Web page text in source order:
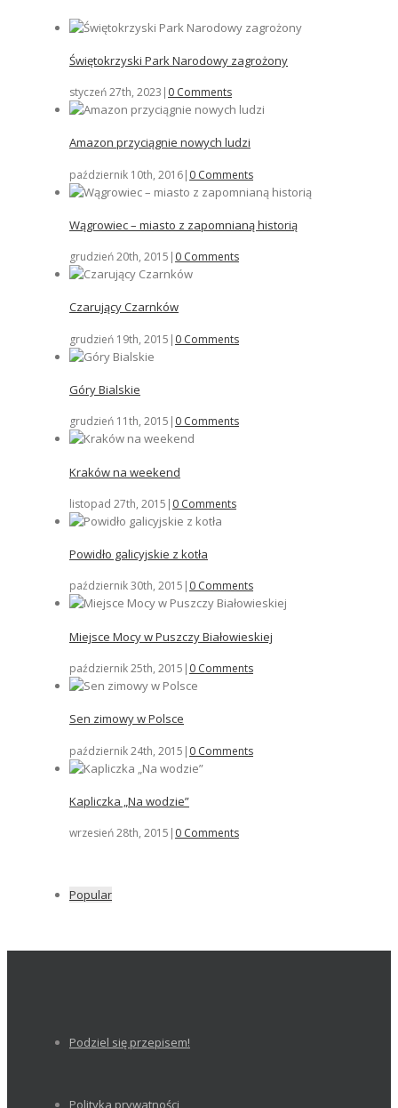
Świętokrzyski Park Narodowy zagrożony
styczeń 27th, 2023 | 0 Comments
Amazon przyciągnie nowych ludzi
październik 10th, 2016| 0 Comments
Wągrowiec – miasto z zapomnianą historią
grudzień 20th, 2015 | 0 Comments
Czarujący Czarnków
grudzień 19th, 2015 | 0 Comments
Góry Bialskie
grudzień 11th, 2015 | 0 Comments
Kraków na weekend
listopad 27th, 2015 | 0 Comments
Powidło galicyjskie z kotła
październik 30th, 2015 | 0 Comments
Miejsce Mocy w Puszczy Białowieskiej
październik 25th, 2015 | 0 Comments
Sen zimowy w Polsce
październik 24th, 2015 | 0 Comments
Kapliczka „Na wodzie”
wrzesień 28th, 2015 | 0 Comments
Popular
Podziel się przepisem!
Polityka prywatności